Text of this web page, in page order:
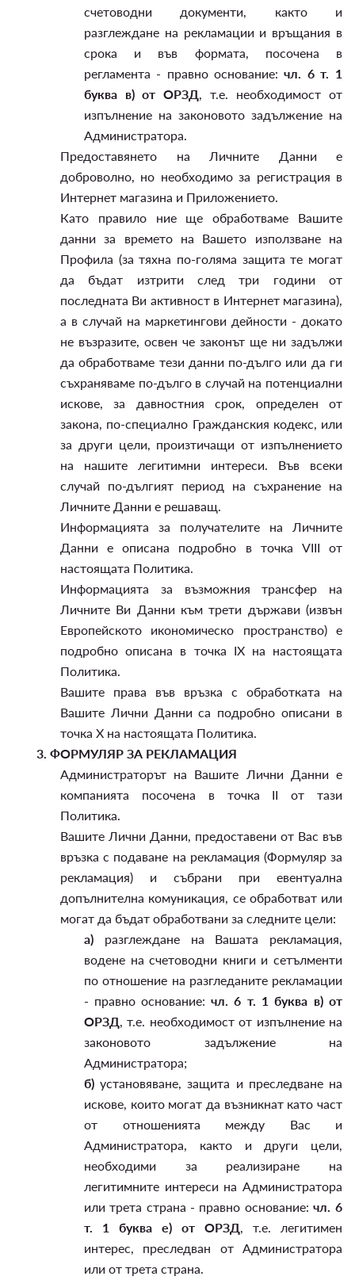
счетоводни документи, както и
разглеждане на рекламации и връщания в
срока и във формата, посочена в
регламента - правно основание: чл. 6 т. 1
буква в) от ОРЗД, т.е. необходимост от
изпълнение на законовото задължение на
Администратора.
Предоставянето на Личните Данни е
доброволно, но необходимо за регистрация в
Интернет магазина и Приложението.
Като правило ние ще обработваме Вашите
данни за времето на Вашето използване на
Профила (за тяхна по-голяма защита те могат
да бъдат изтрити след три години от
последната Ви активност в Интернет магазина),
а в случай на маркетингови дейности - докато
не възразите, освен че законът ще ни задължи
да обработваме тези данни по-дълго или да ги
съхраняваме по-дълго в случай на потенциални
искове, за давностния срок, определен от
закона, по-специално Гражданския кодекс, или
за други цели, произтичащи от изпълнението
на нашите легитимни интереси. Във всеки
случай по-дългият период на съхранение на
Личните Данни е решаващ.
Информацията за получателите на Личните
Данни е описана подробно в точка VIII от
настоящата Политика.
Информацията за възможния трансфер на
Личните Ви Данни към трети държави (извън
Европейското икономическо пространство) е
подробно описана в точка IX на настоящата
Политика.
Вашите права във връзка с обработката на
Вашите Лични Данни са подробно описани в
точка X на настоящата Политика.
3. ФОРМУЛЯР ЗА РЕКЛАМАЦИЯ
Администраторът на Вашите Лични Данни е
компанията посочена в точка II от тази
Политика.
Вашите Лични Данни, предоставени от Вас във
връзка с подаване на рекламация (Формуляр за
рекламация) и събрани при евентуална
допълнителна комуникация, се обработват или
могат да бъдат обработвани за следните цели:
а) разглеждане на Вашата рекламация,
водене на счетоводни книги и сетълменти
по отношение на разгледаните рекламации
- правно основание: чл. 6 т. 1 буква в) от
ОРЗД, т.е. необходимост от изпълнение на
законовото задължение на
Администратора;
б) установяване, защита и преследване на
искове, които могат да възникнат като част
от отношенията между Вас и
Администратора, както и други цели,
необходими за реализиране на
легитимните интереси на Администратора
или трета страна - правно основание: чл. 6
т. 1 буква е) от ОРЗД, т.е. легитимен
интерес, преследван от Администратора
или от трета страна.